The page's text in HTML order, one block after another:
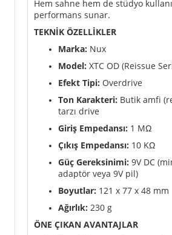
Hem sahne hem de stüdyo
performans sunar.
TEKNİK ÖZELLİKLER
Marka: Nux
Model: XTC OD (Reissue
Efekt Tipi: Overdrive
Ton Karakteri: Butik amfi
tarzı drive
Giriş Empedansı: 1 MΩ
Çıkış Empedansı: 10 KΩ
Güç Gereksinimi: 9V DC
adaptör veya 9V pil)
Boyutlar: 121 x 77 x 48 mm
Ağırlık: 230 g
ÖNE ÇIKAN AVANTAJLAR